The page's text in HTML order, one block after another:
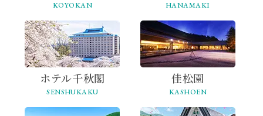
KOYOKAN HANAMAKI
ホテル千秋閣
SENSHUKAKU
佳松園
KASHOEN